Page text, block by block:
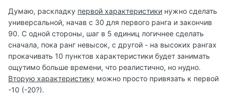
Думаю, раскладку первой характеристики нужно сделать
универсальной, начав с 30 для первого ранга и закончив
90. С одной стороны, шаг в 5 единиц логичнее сделать
сначала, пока ранг невысок, с другой - на высоких рангах
прокачивать 10 пунктов характеристики будет занимать
ощутимо больше времени, что реалистично, но нудно.
Вторую характеристику можно просто привязать к первой
-10 (-20?).